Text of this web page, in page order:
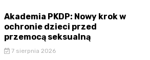
Akademia PKDP: Nowy krok w
ochronie dzieci przed
przemocą seksualną
7 sierpnia 2026